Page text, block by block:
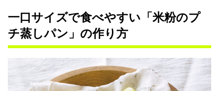
一口サイズで食べやすい「米粉のプ
チ蒸しパン」の作り方